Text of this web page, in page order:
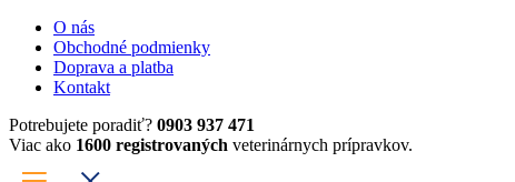
O nás
Obchodné podmienky
Doprava a platba
Kontakt
Potrebujete poradiť? 0903 937 471
Viac ako 1600 registrovaných veterinárnych prípravkov.